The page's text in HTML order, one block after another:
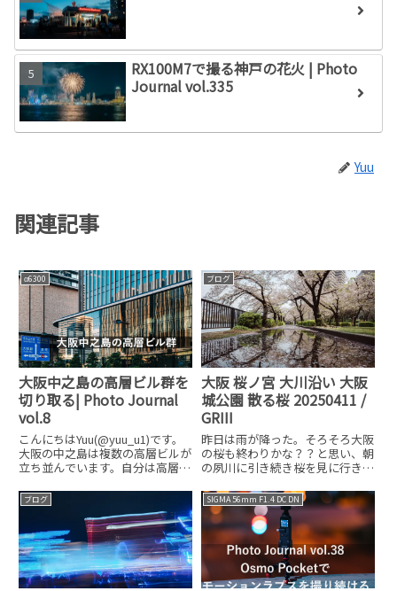
RX100M7で撮る神戸の花火 | Photo
Journal vol.335
Yuu
関連記事
α6300
大阪中之島の高層ビル群を
切り取る| Photo Journal
vol.8
こんにちはYuu(@yuu_u1)です。
大阪の中之島は複数の高層ビルが
立ち並んでいます。自分は高層ビ
好きな場所です。中之島の高層ビ
ル群を切り取る今回は高層ビルだ
と広角レンズで全体を撮りたくな
りますが、50mm付
ブログ
大阪 桜ノ宮 大川沿い 大阪
城公園 散る桜 20250411 /
GRIII
昨日は雨が降った。そろそろ大阪
の桜も終わりかな？？と思い、朝
の夙川に引き続き桜を見に行きま
らでGRIIIだけポケットに入れて大
阪へ向かいました梅田で少しスナ
ップJR環状線で桜ノ宮に向かい
ます桜ノ宮から
ブログ SIGMA 56mm F1.4 DC DN